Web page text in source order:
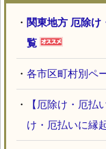
・ 関東地方 厄除け
覧
・ 各市区町村別ペ
・
【厄除け・厄払
け・厄払いに縁